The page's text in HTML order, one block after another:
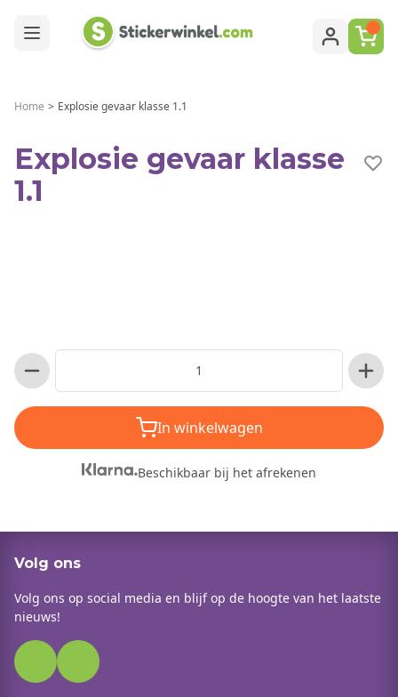
Home > Explosie gevaar klasse 1.1
Explosie gevaar klasse
1.1
In winkelwagen
Beschikbaar bij het afrekenen
Volg ons
Volg ons op social media en blijf op de hoogte van het laatste
nieuws!